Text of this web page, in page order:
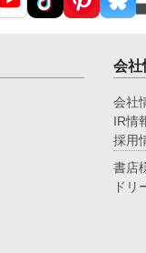
会社
会社
IR情
採用
書店
ドリ